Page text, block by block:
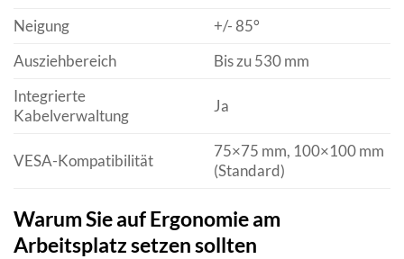
Neigung
+/- 85°
Ausziehbereich
Bis zu 530 mm
Integrierte
Kabelverwaltung
Ja
VESA-Kompatibilität
75×75 mm, 100×100 mm
(Standard)
Warum Sie auf Ergonomie am
Arbeitsplatz setzen sollten